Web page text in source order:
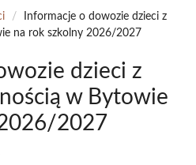
/
Informacje o dowozie dzieci z
na rok szkolny 2026/2027
dzieci z
w Bytowie
2027